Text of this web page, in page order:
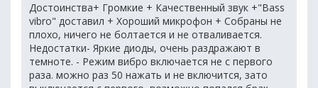
Достоинства+ Громкие + Качественный звук +"Bass
vibro" доставил + Хороший микрофон + Собраны не
плохо, ничего не болтается и не отваливается.
Недостатки- Яркие диоды, очень раздражают в
темноте. - Режим вибро включается не с первого
раза. можно раз 50 нажать и не включится, зато